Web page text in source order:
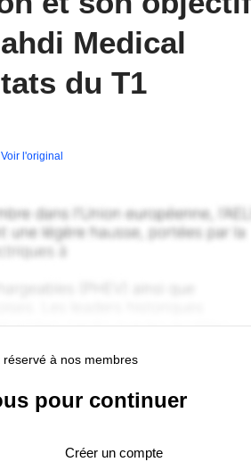
Medical
du T1
Voir l'original
réservé à nos membres
pour continuer
Créer un compte